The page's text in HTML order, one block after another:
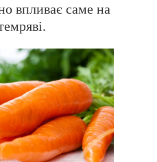
впливає саме на